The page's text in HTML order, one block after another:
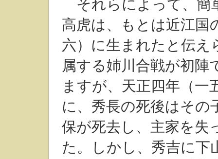
それらによって、簡
高虎は、もとは近江国
六）に生まれたと伝え
属する姉川合戦が初陣
ますが、天正四年（一
に、秀長の死後はその
保が死去し、主家を失
た。しかし、秀吉に下